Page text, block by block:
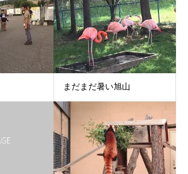
まだまだ暑い旭山